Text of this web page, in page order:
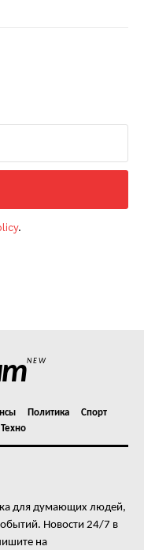
.
NEW
Политика
Спорт
Техно
для думающих людей,
Новости 24/7 в
на